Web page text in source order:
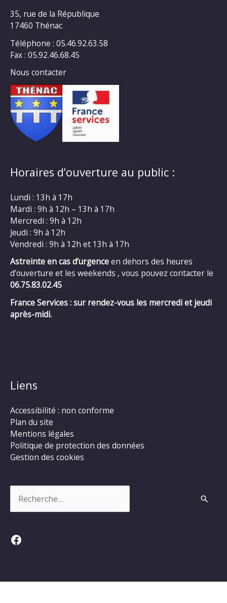
35, rue de la République
17460 Thénac
Téléphone : 05.46.92.63.58
Fax : 05.92.46.68.45
Nous contacter
Horaires d’ouverture au public :
Lundi : 13h à 17h
Mardi : 9h à 12h – 13h à 17h
Mercredi : 9h à 12h
Jeudi : 9h à 12h
Vendredi : 9h à 12h et 13h à 17h
Astreinte en cas d’urgenceen dehors des heures
d’ouverture et les weekends , vous pouvez contacter le
06.75.83.02.45
France Services : sur rendez-vous les mercredi et jeudi
après-midi.
Liens
Accessibilité : non conforme
Plan du site
Mentions légales
Politique de protection des données
Gestion des cookies
Facebook